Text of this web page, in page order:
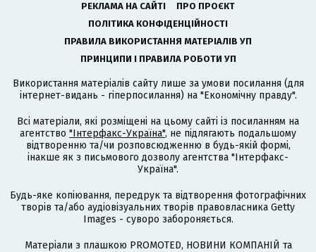
РЕКЛАМА НА САЙТІ
ПРО ПРОЄКТ
ПОЛІТИКА КОНФІДЕНЦІЙНОСТІ
ПРАВИЛА ВИКОРИСТАННЯ МАТЕРІАЛІВ УП
ПРИНЦИПИ І ПРАВИЛА РОБОТИ УП
Використання матеріалів сайту лише за умови посилання (для
інтернет-видань - гіперпосилання) на "Економічну правду".
Всі матеріали, які розміщені на цьому сайті із посиланням на
агентство "Інтерфакс-Україна", не підлягають подальшому
відтворенню та/чи розповсюдженню в будь-якій формі,
інакше як з письмового дозволу агентства "Інтерфакс-
Україна".
Будь-яке копіювання, передрук та відтворення фотографічних
творів та/або аудіовізуальних творів правовласника Getty
Images - суворо забороняється.
Матеріали з плашкою PROMOTED, НОВИНИ КОМПАНІЙ та